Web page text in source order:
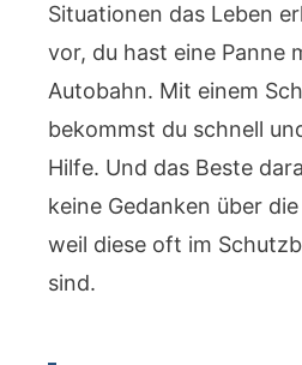
Situationen das Leben
vor, du hast eine Panne
Autobahn. Mit einem
bekommst du schnell
Hilfe. Und das Beste
keine Gedanken über
weil diese oft im
sind.